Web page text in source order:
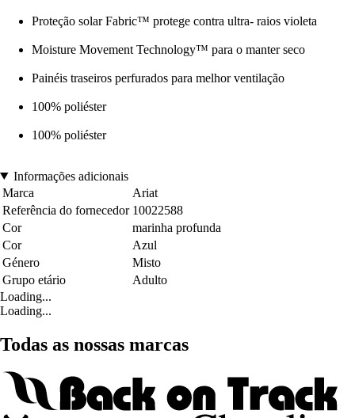
Proteção solar Fabric™ protege contra ultra- raios violeta
Moisture Movement Technology™ para o manter seco
Painéis traseiros perfurados para melhor ventilação
100% poliéster
100% poliéster
Informações adicionais
Marca
Ariat
Referência do fornecedor 10022588
Cor
marinha profunda
Cor
Azul
Género
Misto
Grupo etário
Adulto
Loading...
Loading...
Todas as nossas marcas